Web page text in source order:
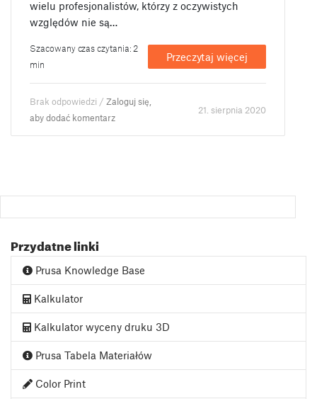
wielu profesjonalistów, którzy z oczywistych
względów nie są…
Szacowany czas czytania: 2
min
Przeczytaj więcej
Brak odpowiedzi /Zaloguj się,
aby dodać komentarz
21. sierpnia 2020
Przydatne linki
Prusa Knowledge Base
Kalkulator
Kalkulator wyceny druku 3D
Prusa Tabela Materiałów
Color Print